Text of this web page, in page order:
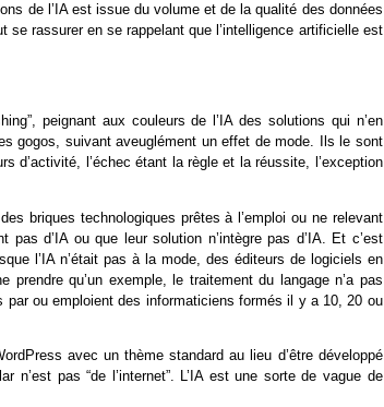
de l’IA est issue du volume et de la qualité des données
rassurer en se rappelant que l’intelligence artificielle est
peignant aux couleurs de l’IA des solutions qui n’en
gogos, suivant aveuglément un effet de mode. Ils le sont
d’activité, l’échec étant la règle et la réussite, l’exception
briques technologiques prêtes à l’emploi ou ne relevant
d’IA ou que leur solution n’intègre pas d’IA. Et c’est
l’IA n’était pas à la mode, des éditeurs de logiciels en
qu’un exemple, le traitement du langage n’a pas
par ou emploient des informaticiens formés il y a 10, 20 ou
avec un thème standard au lieu d’être développé
pas “de l’internet”. L’IA est une sorte de vague de